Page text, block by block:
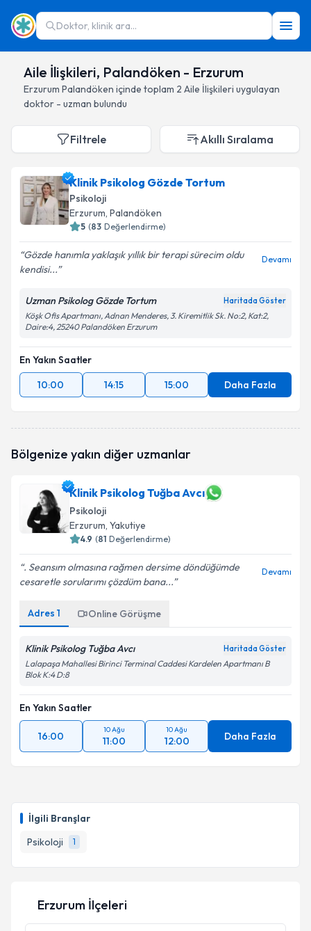
Doktor, klinik ara...
Aile İlişkileri, Palandöken - Erzurum
Erzurum Palandöken içinde toplam 2 Aile İlişkileri uygulayan
doktor - uzman bulundu
İlgili Branşlar
Psikoloji
1
Filtrele Akıllı Sıralama
Klinik Psikolog Gözde Tortum
Psikoloji
Erzurum, Palandöken
5 (83 Değerlendirme)
Gözde hanımla yaklaşık yıllık bir terapi sürecim oldu
kendisi...
Devamı
Uzman Psikolog Gözde Tortum Haritada Göster
Köşk Ofis Apartmanı, Adnan Menderes, 3. Kiremitlik Sk. No:2, Kat:2,
Daire:4, 25240 Palandöken Erzurum
En Yakın Saatler
10:00
14:15 15:00 Daha Fazla
Bölgenize yakın diğer uzmanlar
Klinik Psikolog Tuğba Avcı
Psikoloji
Erzurum, Yakutiye
4.9 (81 Değerlendirme)
. Seansım olmasına rağmen dersime döndüğümde
cesaretle sorularımı çözdüm bana...
Devamı
Adres 1 Online Görüşme
Klinik Psikolog Tuğba Avcı Haritada Göster
Lalapaşa Mahallesi Birinci Terminal Caddesi Kardelen Apartmanı B
Blok K:4 D:8
En Yakın Saatler
16:00
10 Ağu
11:00
10 Ağu
12:00 Daha Fazla
Erzurum İlçeleri